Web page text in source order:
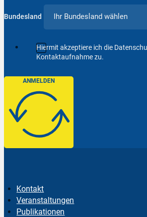
Bundesland
Hiermit akzeptiere ich die
Kontaktaufnahme zu.
ANMELDEN
Kontakt
Veranstaltungen
Publikationen